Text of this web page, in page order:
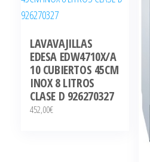
LAVAVAJILLAS
EDESA EDW4710X/A
10 CUBIERTOS 45CM
INOX 8 LITROS
CLASE D 926270327
452,00€